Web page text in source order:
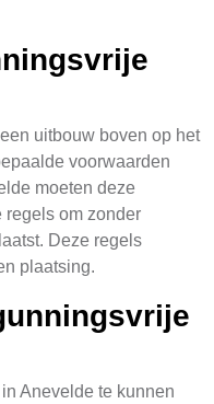
uitbouw boven op het
voorwaarden
moeten deze
om zonder
Deze regels
plaatsing.
Anevelde te kunnen